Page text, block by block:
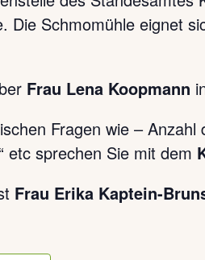
Die Schmomühle eignet
Frau Lena Koopmann
Fragen wie –
etc sprechen Sie mit dem
Frau Erika Kaptein-